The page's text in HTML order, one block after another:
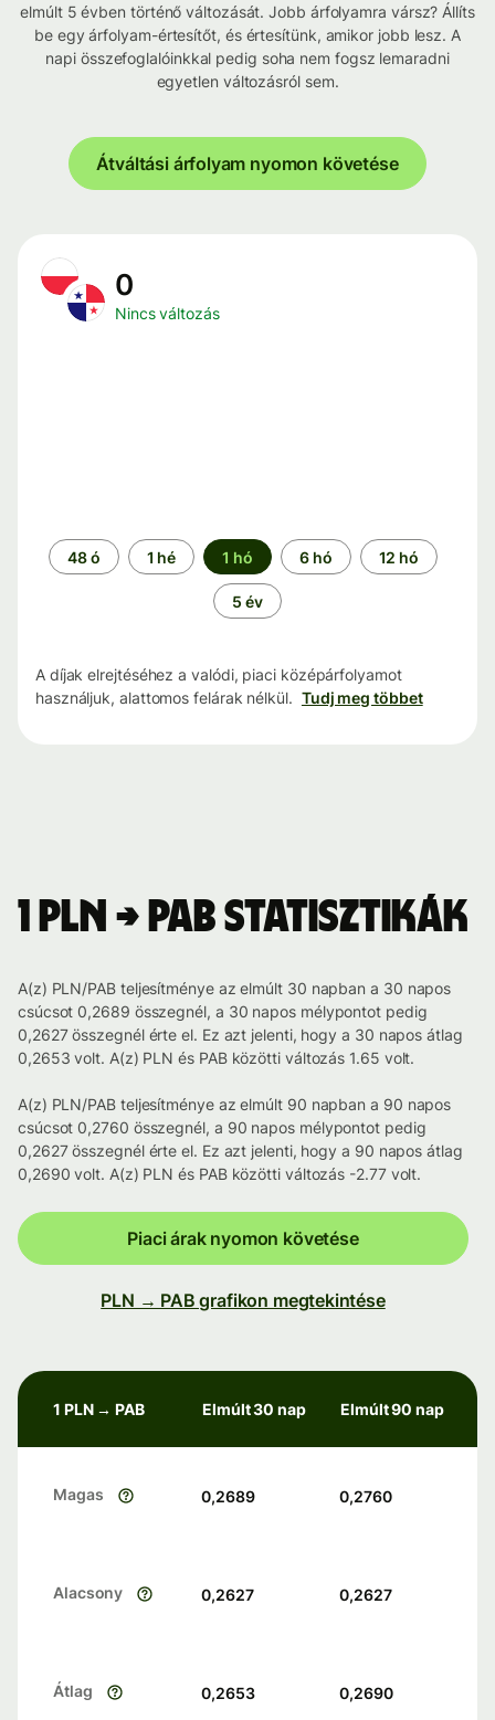
elmúlt 5 évben történő változását. Jobb árfolyamra vársz? Állíts
be egy árfolyam-értesítőt, és értesítünk, amikor jobb lesz. A
napi összefoglalóinkkal pedig soha nem fogsz lemaradni
egyetlen változásról sem.
Átváltási árfolyam nyomon követése
0
Nincs változás
Időszak
48 ó 1 hé 1 hó 6 hó 12 hó
5 év
A díjak elrejtéséhez a valódi, piaci középárfolyamot
használjuk, alattomos felárak nélkül. Tudj meg többet
1 PLN → PAB statisztikák
A(z) PLN/PAB teljesítménye az elmúlt 30 napban a 30 napos
csúcsot 0,2689 összegnél, a 30 napos mélypontot pedig
0,2627 összegnél érte el. Ez azt jelenti, hogy a 30 napos átlag
0,2653 volt. A(z) PLN és PAB közötti változás 1.65 volt.
A(z) PLN/PAB teljesítménye az elmúlt 90 napban a 90 napos
csúcsot 0,2760 összegnél, a 90 napos mélypontot pedig
0,2627 összegnél érte el. Ez azt jelenti, hogy a 90 napos átlag
0,2690 volt. A(z) PLN és PAB közötti változás -2.77 volt.
Piaci árak nyomon követése
PLN → PAB grafikon megtekintése
1 PLN → PAB Elmúlt 30 nap Elmúlt 90 nap
Magas 0,2689 0,2760
Alacsony 0,2627 0,2627
Átlag 0,2653 0,2690